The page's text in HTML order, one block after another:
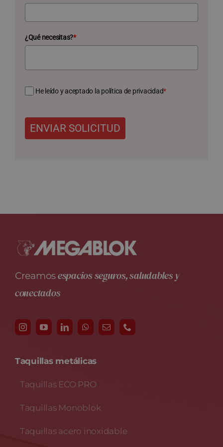
¿Qué necesitas?*
He leído y aceptado la política de privacidad*
ENVIAR SOLICITUD
Creamosespacios seguros, saludables y
conectados
Taquillas metálicas
Taquillas ECO PRO
Taquillas Monoblok
Taquillas acero inoxidable